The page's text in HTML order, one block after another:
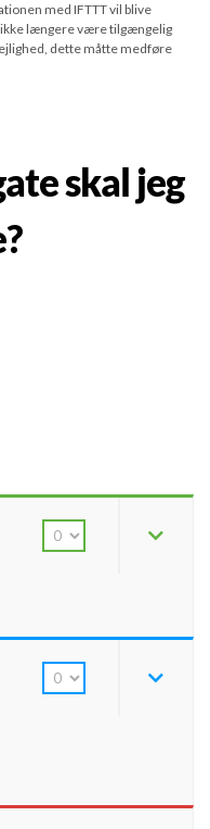
med IFTTT vil blive
ikke længere være tilgængelig
dette måtte medføre
skal jeg